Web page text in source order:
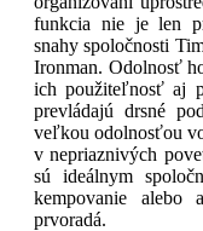
funkcia nie je len
snahy spoločnosti
Ironman. Odolnosť
ich použiteľnosť aj
prevládajú drsné
veľkou odolnosťou
v nepriaznivých
sú ideálnym
kempovanie alebo
prvoradá.